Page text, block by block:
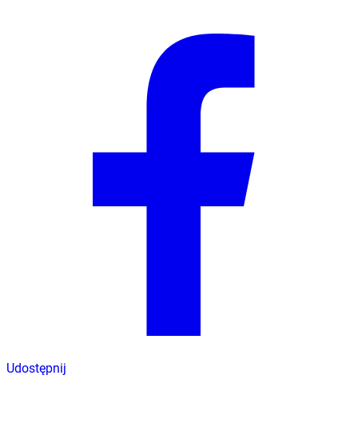
Udostępnij